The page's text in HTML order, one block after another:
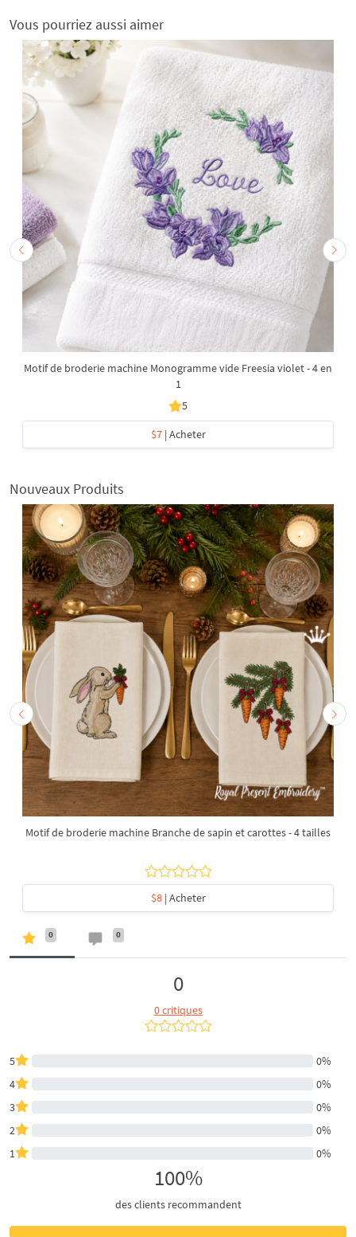
Vous pourriez aussi aimer
Motif de broderie machine Monogramme vide Freesia violet - 4 en
1
5
$7| Acheter
Nouveaux Produits
Motif de broderie machine Branche de sapin et carottes - 4 tailles
$8| Acheter
0 0
0
0 critiques
5
0%
4
0%
3
0%
2
0%
1
0%
100%
des clients recommandent